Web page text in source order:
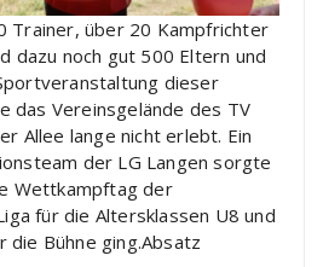
Trainer, über 20 Kampfrichter
dazu noch gut 500 Eltern und
dieser
das Vereinsgelände des TV
Allee lange nicht erlebt. Ein
der LG Langen sorgte
Wettkampftag der
für die Altersklassen U8 und
die Bühne ging.Absatz